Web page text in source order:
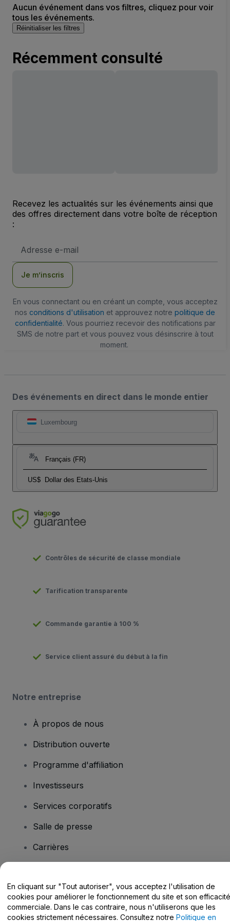
Aucun événement dans vos filtres, cliquez pour voir
tous les événements.
Réinitialiser les filtres
Récemment consulté
Recevez les actualités sur les événements ainsi que
des offres directement dans votre boîte de réception
:
e-
Je m’inscris
En vous connectant ou en créant un compte, vous acceptez
nos conditions d'utilisation et approuvez notre politique de
confidentialité. Vous pourriez recevoir des notifications par
SMS de notre part et vous pouvez vous désinscrire à tout
moment.
Des événements en direct dans le monde entier
Luxembourg
Français (FR)
US$ Dollar des Etats-Unis
Contrôles de sécurité de classe mondiale
Tarification transparente
Commande garantie à 100 %
Service client assuré du début à la fin
Notre entreprise
À propos de nous
Distribution ouverte
Programme d'affiliation
Investisseurs
Services corporatifs
Salle de presse
Carrières
Vous avez des questions ?
Centre d'assistance / Nous contacter
En cliquant sur "Tout autoriser", vous acceptez l'utilisation de
cookies pour améliorer le fonctionnement du site et son efficacité
commerciale. Dans le cas contraire, nous n'utiliserons que les
cookies strictement nécessaires. Consultez notre Politique en